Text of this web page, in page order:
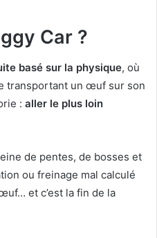
Car ?
basé sur la physique, où
transportant un œuf sur son
: aller le plus loin
de pentes, de bosses et
ou freinage mal calculé
et c’est la fin de la